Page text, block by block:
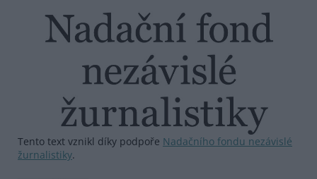
Tento text vznikl díky podpoře Nadačního fondu nezávislé
žurnalistiky.